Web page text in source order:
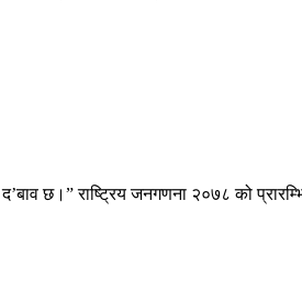
छ।” राष्ट्रिय जनगणना २०७८ को